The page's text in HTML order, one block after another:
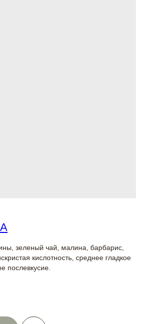
зеленый чай, малина, барбарис,
кислотность, среднее гладкое
послевкусие.